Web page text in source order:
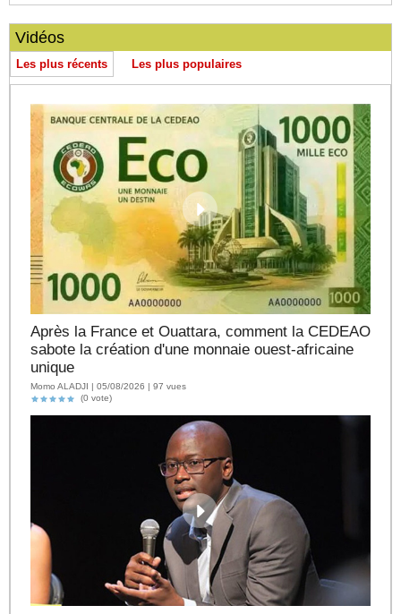
Vidéos
Les plus récents Les plus populaires
Après la France et Ouattara, comment la CEDEAO
sabote la création d'une monnaie ouest-africaine
unique
Momo ALADJI | 05/08/2026 | 97 vues
(0 vote)